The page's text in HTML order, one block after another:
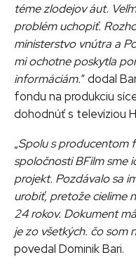
téme zlodejov áut.
problém uchopiť.
ministerstvo vnútra a
mi ochotne poskytla
informáciám.“ dodal
fondu na produkciu
dohodnúť s televíziou
„Spolu s producentom
spoločnosti BFilm sme
projekt. Pozdávalo sa
urobiť, pretože cielime
24 rokov. Dokument
je zo všetkých. čo som
povedal Dominik Bari.